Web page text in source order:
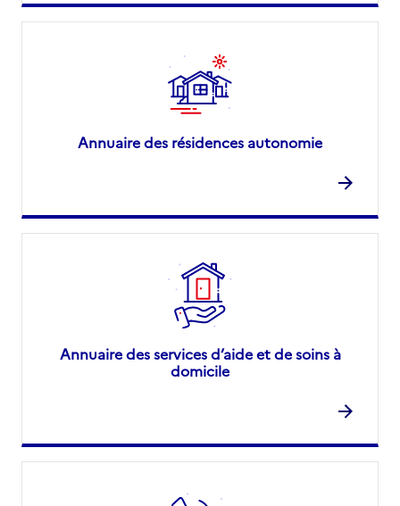
Annuaire des résidences autonomie
Annuaire des services d’aide et de soins à
domicile